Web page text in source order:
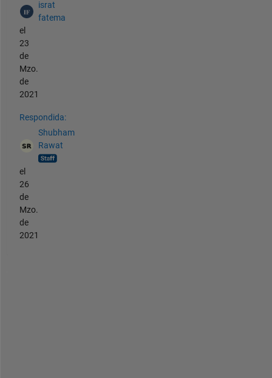
israt
fatema
el
23
de
Mzo.
de
2021
Respondida:
Shubham
Rawat
el
26
de
Mzo.
de
2021